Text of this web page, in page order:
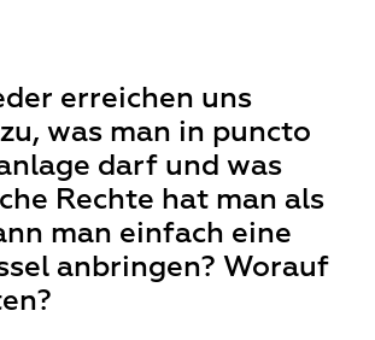
erreichen uns
was man in puncto
darf und was
Rechte hat man als
man einfach eine
anbringen? Worauf